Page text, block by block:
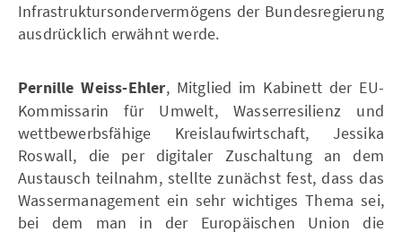
Infrastruktursondervermögens der Bundesregierung
ausdrücklich erwähnt werde.
Pernille Weiss-Ehler, Mitglied im Kabinett der EU-
Kommissarin für Umwelt, Wasserresilienz und
wettbewerbsfähige Kreislaufwirtschaft, Jessika
Roswall, die per digitaler Zuschaltung an dem
Austausch teilnahm, stellte zunächst fest, dass das
Wassermanagement ein sehr wichtiges Thema sei,
bei dem man in der Europäischen Union die